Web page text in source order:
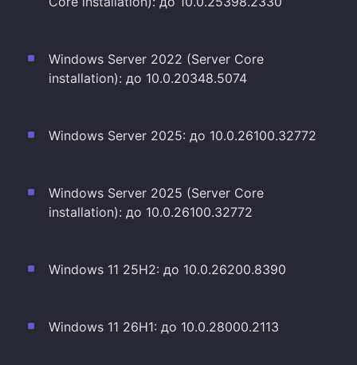
Windows Server 2022 (Server Core
installation): до 10.0.20348.5074
Windows Server 2025: до 10.0.26100.32772
Windows Server 2025 (Server Core
installation): до 10.0.26100.32772
Windows 11 25H2: до 10.0.26200.8390
Windows 11 26H1: до 10.0.28000.2113